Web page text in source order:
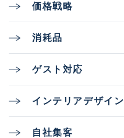
価格戦略
消耗品
ゲスト対応
インテリアデザイン
自社集客